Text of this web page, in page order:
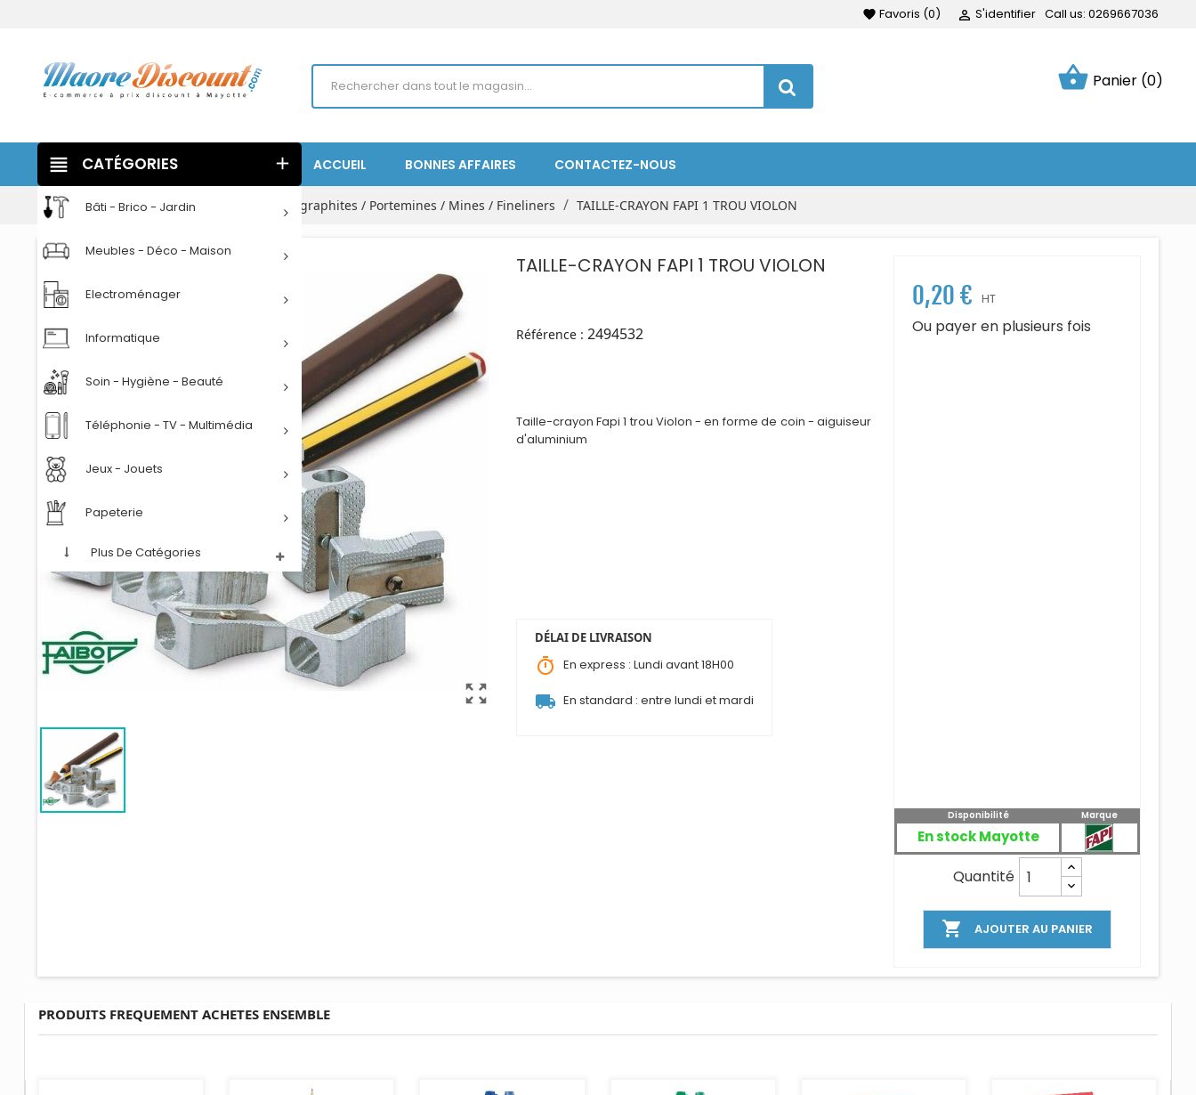
favorite Favoris (0)  S'identifier Call us: 0269667036
shopping_basket Panier (0)
ACCUEIL BONNES AFFAIRES CONTACTEZ-NOUS
view_headline CATÉGORIES add
Bâti - Brico - Jardin
Meubles - Déco - Maison
Electroménager
Informatique
Soin - Hygiène - Beauté
Téléphonie - TV - Multimédia
Jeux - Jouets
Papeterie
Plus De Catégories
Accueil Papeterie Ecriture Crayons graphites / Portemines / Mines / Fineliners TAILLE-CRAYON FAPI 1 TROU VIOLON
zoom_out_map
TAILLE-CRAYON FAPI 1 TROU VIOLON
Référence : 2494532
Taille-crayon Fapi 1 trou Violon - en forme de coin - aiguiseur
d'aluminium
DÉLAI DE LIVRAISON
timer En express : Lundi avant 18H00
local_shipping En standard : entre lundi et mardi
0,20 € HT
Ou payer en plusieurs fois
Disponibilité
En stock Mayotte
Marque
Quantité
 AJOUTER AU PANIER
PRODUITS FREQUEMENT ACHETES ENSEMBLE